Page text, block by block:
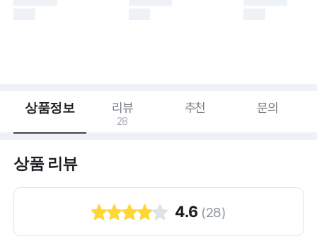
상품정보 리뷰
28
추천 문의
상품 리뷰
4.6 (28)